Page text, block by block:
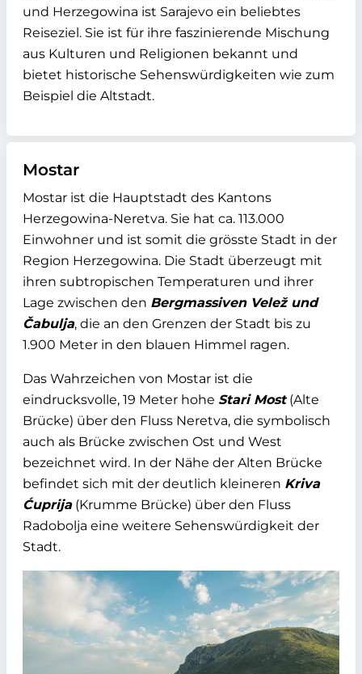
und Herzegowina ist Sarajevo ein beliebtes
Reiseziel. Sie ist für ihre faszinierende Mischung
aus Kulturen und Religionen bekannt und
bietet historische Sehenswürdigkeiten wie zum
Beispiel die Altstadt.
Mostar
Mostar ist die Hauptstadt des Kantons
Herzegowina-Neretva. Sie hat ca. 113.000
Einwohner und ist somit die grösste Stadt in der
Region Herzegowina. Die Stadt überzeugt mit
ihren subtropischen Temperaturen und ihrer
Lage zwischen den Bergmassiven Velež und
Čabulja, die an den Grenzen der Stadt bis zu
1.900 Meter in den blauen Himmel ragen.
Das Wahrzeichen von Mostar ist die
eindrucksvolle, 19 Meter hohe Stari Most(Alte
Brücke) über den Fluss Neretva, die symbolisch
auch als Brücke zwischen Ost und West
bezeichnet wird. In der Nähe der Alten Brücke
befindet sich mit der deutlich kleineren Kriva
Ćuprija(Krumme Brücke) über den Fluss
Radobolja eine weitere Sehenswürdigkeit der
Stadt.